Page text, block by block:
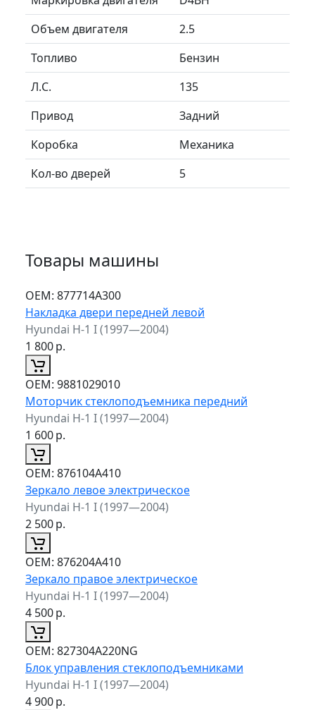
Объем двигателя
2.5
Топливо
Бензин
Л.C.
135
Привод
Задний
Коробка
Механика
Кол-во дверей
5
Товары машины
ОЕМ: 877714A300
Накладка двери передней левой
Hyundai H-1 I (1997—2004)
1 800р.
ОЕМ: 9881029010
Моторчик стеклоподъемника передний
Hyundai H-1 I (1997—2004)
1 600р.
ОЕМ: 876104A410
Зеркало левое электрическое
Hyundai H-1 I (1997—2004)
2 500р.
ОЕМ: 876204A410
Зеркало правое электрическое
Hyundai H-1 I (1997—2004)
4 500р.
ОЕМ: 827304A220NG
Блок управления стеклоподъемниками
Hyundai H-1 I (1997—2004)
4 900р.